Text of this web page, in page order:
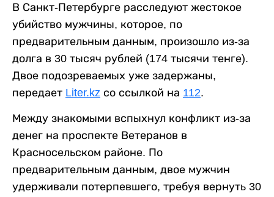
В Санкт-Петербурге расследуют жестокое
убийство мужчины, которое, по
предварительным данным, произошло из-за
долга в 30 тысяч рублей (174 тысячи тенге).
Двое подозреваемых уже задержаны,
передает Liter.kz со ссылкой на 112.
Между знакомыми вспыхнул конфликт из-за
денег на проспекте Ветеранов в
Красносельском районе. По
предварительным данным, двое мужчин
удерживали потерпевшего, требуя вернуть 30